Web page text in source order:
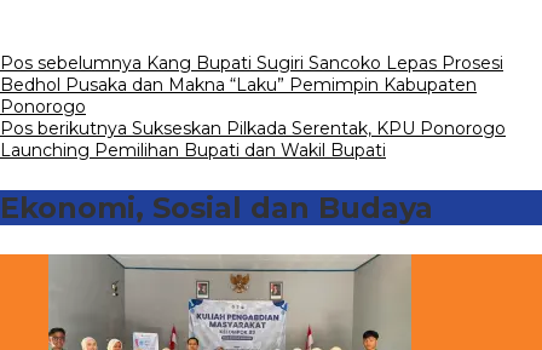
Navigasi
pos
Pos sebelumnya Kang Bupati Sugiri Sancoko Lepas Prosesi
Bedhol Pusaka dan Makna “Laku” Pemimpin Kabupaten
Ponorogo
Pos berikutnya Sukseskan Pilkada Serentak, KPU Ponorogo
Launching Pemilihan Bupati dan Wakil Bupati
Ekonomi, Sosial dan Budaya